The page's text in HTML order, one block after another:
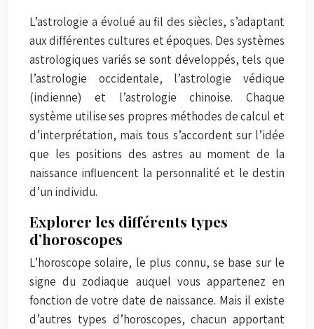
L’astrologie a évolué au fil des siècles, s’adaptant
aux différentes cultures et époques. Des systèmes
astrologiques variés se sont développés, tels que
l’astrologie occidentale, l’astrologie védique
(indienne) et l’astrologie chinoise. Chaque
système utilise ses propres méthodes de calcul et
d’interprétation, mais tous s’accordent sur l’idée
que les positions des astres au moment de la
naissance influencent la personnalité et le destin
d’un individu.
Explorer les différents types
d’horoscopes
L’horoscope solaire, le plus connu, se base sur le
signe du zodiaque auquel vous appartenez en
fonction de votre date de naissance. Mais il existe
d’autres types d’horoscopes, chacun apportant